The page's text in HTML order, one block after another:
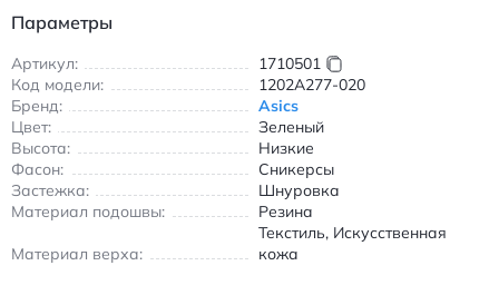
конструкция сохраняет ноги сухими в течение всего дня.
обеспечивая свободу движений. Серо-зеленая цветовая
гамма с серебристыми акцентами легко сочетается с
джинсами, брюками и платьями. Шнуровка гарантирует
надежную фиксацию стопы, а износостойкая подошва
обеспечивает долговечность даже при интенсивной носке.
Кроссовки подходят для весеннего и летнего сезона
благодаря вентиляции и легкости. Идеальный выбор для тех,
кто ценит стиль и практичность в повседневной обуви. Асикс
Кико Костадинов кроссовки женские повседневные из
Параметры
Артикул:
1710501
Код модели:
1202A277-020
Бренд:
Asics
Цвет:
Зеленый
Высота:
Низкие
Фасон:
Сникерсы
Застежка:
Шнуровка
Материал подошвы:
Резина
Материал верха:
Текстиль, Искусственная
кожа